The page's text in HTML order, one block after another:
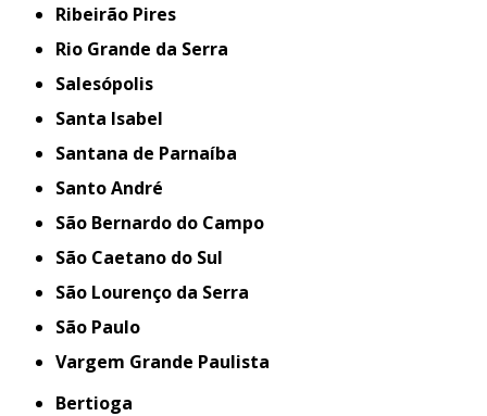
Ribeirão Pires
Rio Grande da Serra
Salesópolis
Santa Isabel
Santana de Parnaíba
Santo André
São Bernardo do Campo
São Caetano do Sul
São Lourenço da Serra
São Paulo
Vargem Grande Paulista
Bertioga